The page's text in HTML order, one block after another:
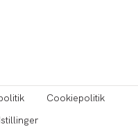
Cookiepolitik